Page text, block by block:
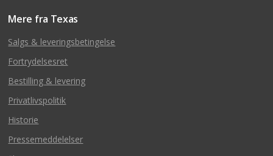
Mere fra Texas
Salgs & leveringsbetingelse
Fortrydelsesret
Bestilling & levering
Privatlivspolitik
Historie
Pressemeddelelser